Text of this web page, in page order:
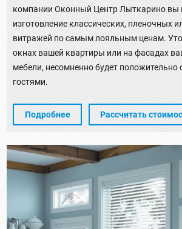
компании Оконный Центр Лыткарино вы
изготовление классических, пленочных
витражей по самым лояльным ценам.
окнах вашей квартиры или на фасадах
мебели, несомненно будет
гостями.
Подробнее Рассчитать